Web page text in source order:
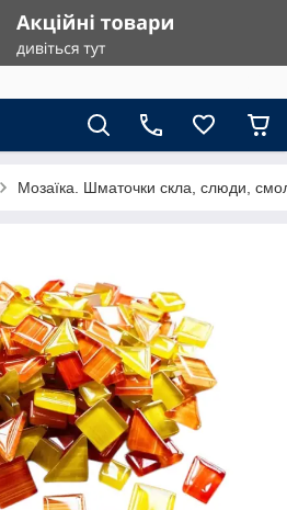
Мозаїка. Шматочки скла, слюди,